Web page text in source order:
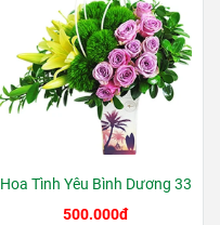
Hoa Tình Yêu Bình Dương 33
500.000đ